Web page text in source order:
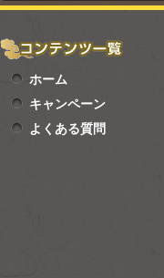
ホーム
キャンペーン
よくある質問